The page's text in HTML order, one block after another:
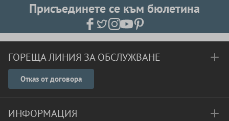
Присъединете се към бюлетина
ГОРЕЩА ЛИНИЯ ЗА ОБСЛУЖВАНЕ
Отказ от договора
ИНФОРМАЦИЯ